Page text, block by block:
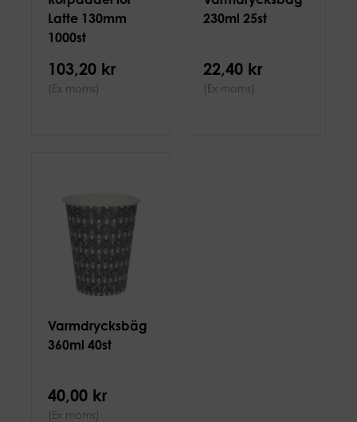
Latte 130mm
1000st
103,20 kr
(Ex moms)
230ml 25st
22,40 kr
(Ex moms)
Varmdrycksbäg
360ml 40st
40,00 kr
(Ex moms)